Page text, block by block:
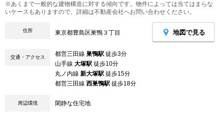
※あくまで一般的な建物構造に対する傾向です。物件によっては当てはまらな
いケースもありますので、詳細は不動産会社へお問い合わせください。
住所 東京都豊島区巣鴨３丁目 地図で見る
交通・アクセス 都営三田線 巣鴨駅 徒歩3分
山手線 大塚駅 徒歩10分
丸ノ内線 新大塚駅 徒歩15分
都営三田線 西巣鴨駅 徒歩18分
周辺環境 閑静な住宅地